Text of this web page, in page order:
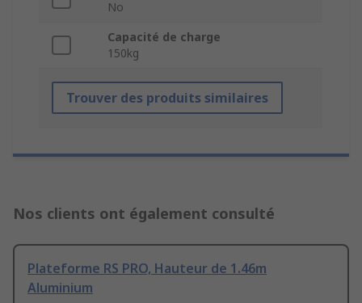
No
Capacité de charge
150kg
Trouver des produits similaires
Nos clients ont également consulté
Plateforme RS PRO, Hauteur de 1.46m
Aluminium